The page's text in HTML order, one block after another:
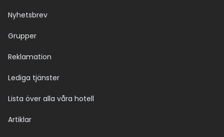
Nyhetsbrev
Grupper
Reklamation
Lediga tjänster
Lista över alla våra hotell
Artiklar